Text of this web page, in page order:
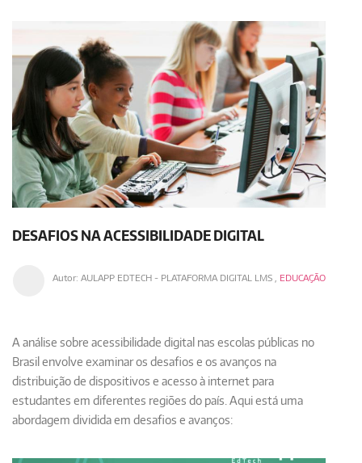
DESAFIOS NA ACESSIBILIDADE DIGITAL
Autor: AULAPP EDTECH - PLATAFORMA DIGITAL LMS, EDUCAÇÃO
A análise sobre acessibilidade digital nas escolas públicas no
Brasil envolve examinar os desafios e os avanços na
distribuição de dispositivos e acesso à internet para
estudantes em diferentes regiões do país. Aqui está uma
abordagem dividida em desafios e avanços: